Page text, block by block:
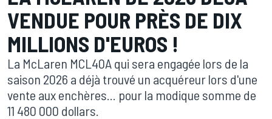
VENDUE POUR PRÈS DE DIX
MILLIONS D'EUROS !
La McLaren MCL40A qui sera engagée lors de la
saison 2026 a déjà trouvé un acquéreur lors d'une
vente aux enchères... pour la modique somme de
11 480 000 dollars.